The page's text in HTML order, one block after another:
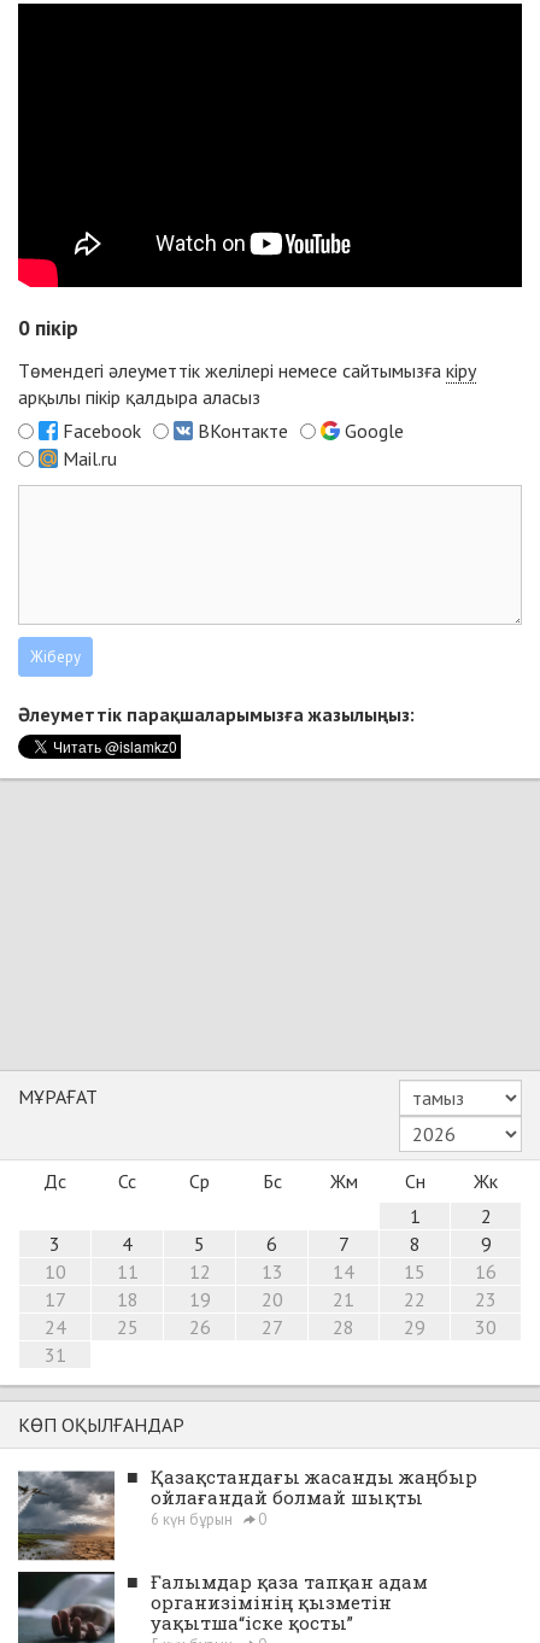
0 пікір
Төмендегі әлеуметтік желілері немесе сайтымызға кіру
арқылы пікір қалдыра аласыз
Facebook
ВКонтакте
Google
Mail.ru
Әлеуметтік парақшаларымызға жазылыңыз:
МҰРАҒАТ
Дс Сс Ср Бс Жм Сн
Жк
1
2
3
4 5 6 7 8
9
10
11 12 13 14 15
16
17
18 19 20 21 22
23
24
25 26 27 28 29
30
31
КӨП ОҚЫЛҒАНДАР
■ Қазақстандағы жасанды жаңбыр
ойлағандай болмай шықты
6 күн бұрын 0
■ Ғалымдар қаза тапқан адам
организімінің қызметін
уақытша“іске қосты”